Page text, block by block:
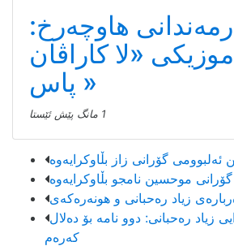
هاوچەرخ:
«لا كاراڤان
پاس»
1 مانگ پێش ئێستا
زیاد رەحبانی: دوو نامە بۆ دەلال